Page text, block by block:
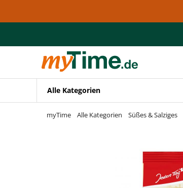
Zur Navigation springen
Alle Kategorien
myTime Alle Kategorien Süßes & Salziges